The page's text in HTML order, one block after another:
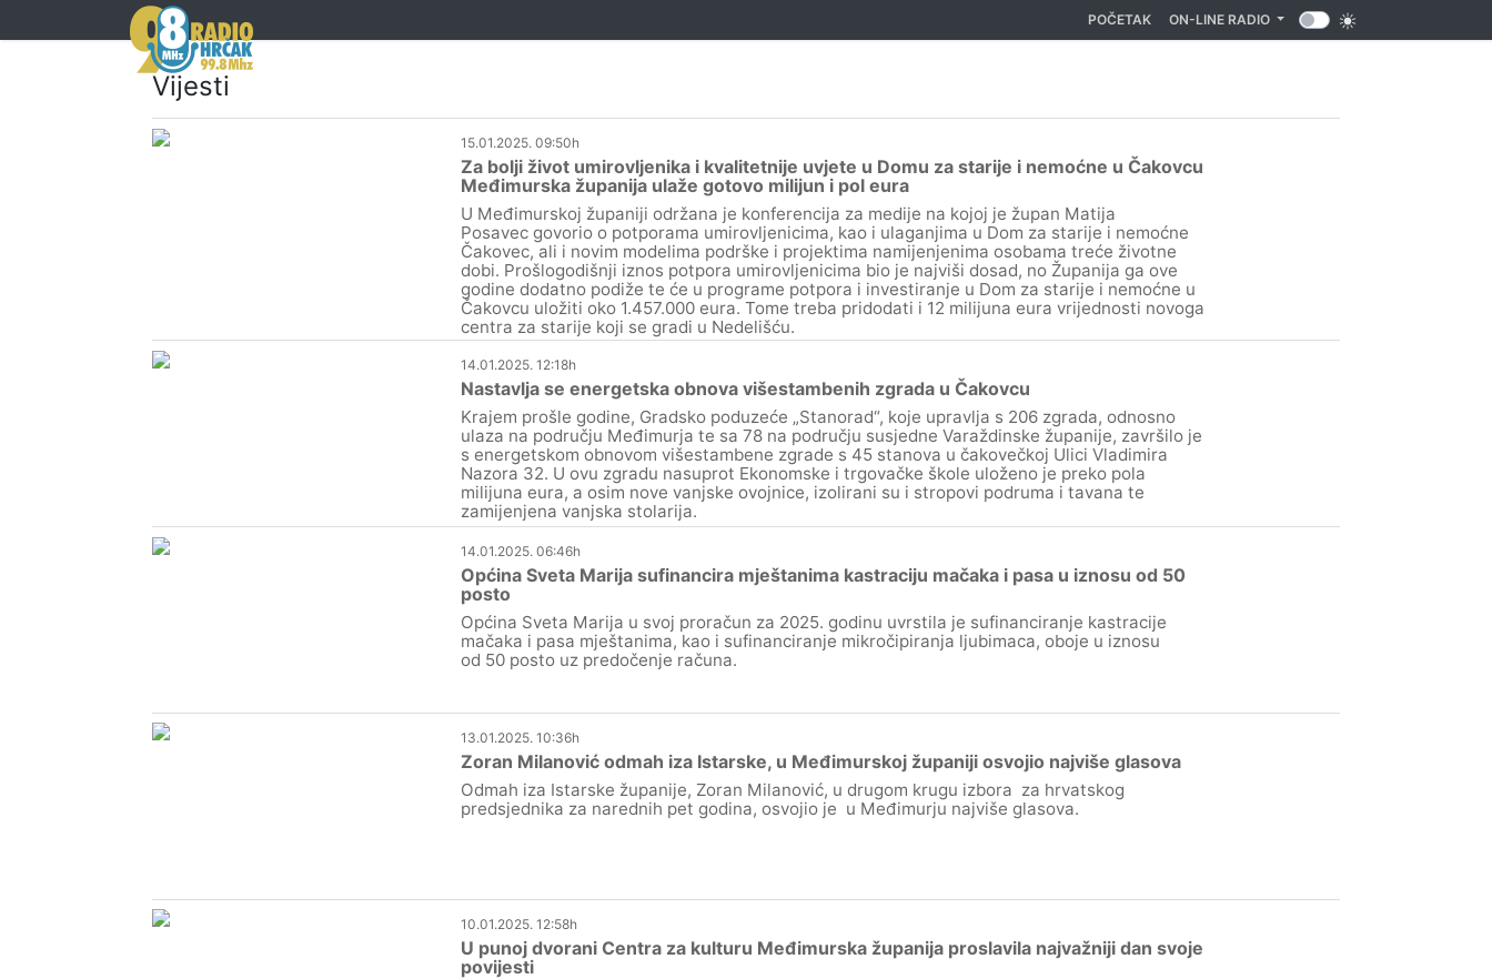
POČETAK(CURRENT)
ON-LINE RADIO
Vijesti
15.01.2025. 09:50h
Za bolji život umirovljenika i kvalitetnije uvjete u Domu za starije i nemoćne u Čakovcu
Međimurska županija ulaže gotovo milijun i pol eura
U Međimurskoj županiji održana je konferencija za medije na kojoj je župan Matija
Posavec govorio o potporama umirovljenicima, kao i ulaganjima u Dom za starije i nemoćne
Čakovec, ali i novim modelima podrške i projektima namijenjenima osobama treće životne
dobi. Prošlogodišnji iznos potpora umirovljenicima bio je najviši dosad, no Županija ga ove
godine dodatno podiže te će u programe potpora i investiranje u Dom za starije i nemoćne u
Čakovcu uložiti oko 1.457.000 eura. Tome treba pridodati i 12 milijuna eura vrijednosti novoga
centra za starije koji se gradi u Nedelišću.
14.01.2025. 12:18h
Nastavlja se energetska obnova višestambenih zgrada u Čakovcu
Krajem prošle godine, Gradsko poduzeće „Stanorad“, koje upravlja s 206 zgrada, odnosno
ulaza na području Međimurja te sa 78 na području susjedne Varaždinske županije, završilo je
s energetskom obnovom višestambene zgrade s 45 stanova u čakovečkoj Ulici Vladimira
Nazora 32. U ovu zgradu nasuprot Ekonomske i trgovačke škole uloženo je preko pola
milijuna eura, a osim nove vanjske ovojnice, izolirani su i stropovi podruma i tavana te
zamijenjena vanjska stolarija.
14.01.2025. 06:46h
Općina Sveta Marija sufinancira mještanima kastraciju mačaka i pasa u iznosu od 50
posto
Općina Sveta Marija u svoj proračun za 2025. godinu uvrstila je sufinanciranje kastracije
mačaka i pasa mještanima, kao i sufinanciranje mikročipiranja ljubimaca, oboje u iznosu
od 50 posto uz predočenje računa.
13.01.2025. 10:36h
Zoran Milanović odmah iza Istarske, u Međimurskoj županiji osvojio najviše glasova
Odmah iza Istarske županije, Zoran Milanović, u drugom krugu izbora za hrvatskog
predsjednika za narednih pet godina, osvojio je u Međimurju najviše glasova.
10.01.2025. 12:58h
U punoj dvorani Centra za kulturu Međimurska županija proslavila najvažniji dan svoje
povijesti